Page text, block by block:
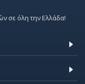
σε όλη την Ελλάδα!